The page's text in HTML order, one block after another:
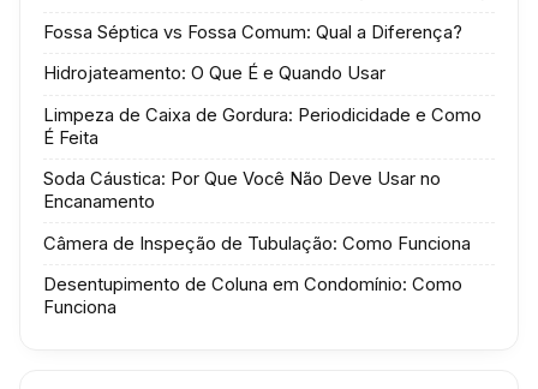
Fossa Séptica vs Fossa Comum: Qual a Diferença?
Hidrojateamento: O Que É e Quando Usar
Limpeza de Caixa de Gordura: Periodicidade e Como
É Feita
Soda Cáustica: Por Que Você Não Deve Usar no
Encanamento
Câmera de Inspeção de Tubulação: Como Funciona
Desentupimento de Coluna em Condomínio: Como
Funciona